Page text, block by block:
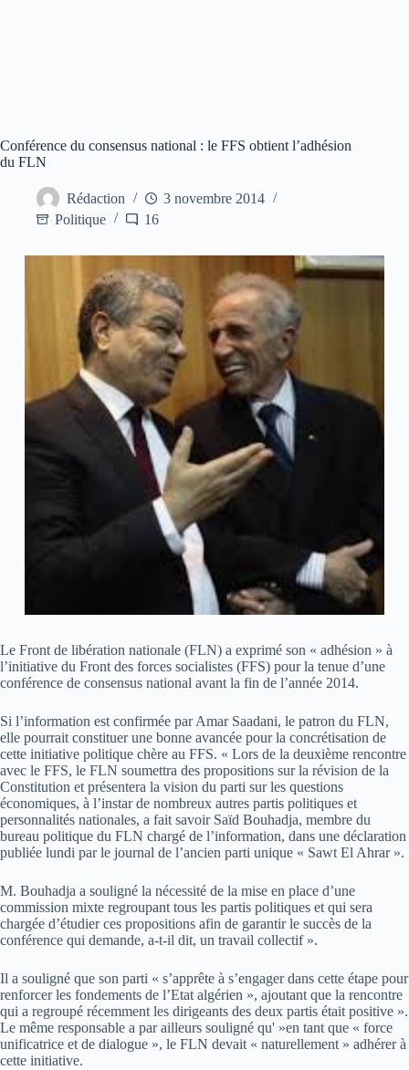
Conférence du consensus national : le FFS obtient l’adhésion
du FLN
Rédaction
3 novembre 2014
Politique
16
Le Front de libération nationale (FLN) a exprimé son « adhésion » à
l’initiative du Front des forces socialistes (FFS) pour la tenue d’une
conférence de consensus national avant la fin de l’année 2014.
Si l’information est confirmée par Amar Saadani, le patron du FLN,
elle pourrait constituer une bonne avancée pour la concrétisation de
cette initiative politique chère au FFS. « Lors de la deuxième rencontre
avec le FFS, le FLN soumettra des propositions sur la révision de la
Constitution et présentera la vision du parti sur les questions
économiques, à l’instar de nombreux autres partis politiques et
personnalités nationales, a fait savoir Saïd Bouhadja, membre du
bureau politique du FLN chargé de l’information, dans une déclaration
publiée lundi par le journal de l’ancien parti unique « Sawt El Ahrar ».
M. Bouhadja a souligné la nécessité de la mise en place d’une
commission mixte regroupant tous les partis politiques et qui sera
chargée d’étudier ces propositions afin de garantir le succès de la
conférence qui demande, a-t-il dit, un travail collectif ».
Il a souligné que son parti « s’apprête à s’engager dans cette étape pour
renforcer les fondements de l’Etat algérien », ajoutant que la rencontre
qui a regroupé récemment les dirigeants des deux partis était positive ».
Le même responsable a par ailleurs souligné qu' »en tant que « force
unificatrice et de dialogue », le FLN devait « naturellement » adhérer à
cette initiative.